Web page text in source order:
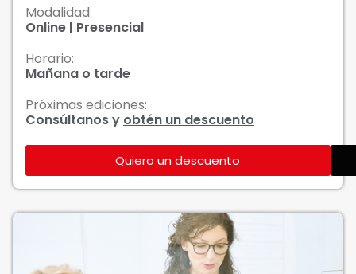
Modalidad:
Online | Presencial
Horario:
Mañana o tarde
Próximas ediciones:
Consúltanos y obtén un descuento
Quiero un descuento